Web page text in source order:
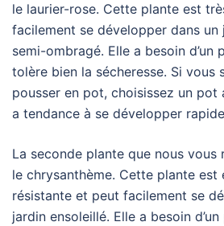
le laurier-rose. Cette plante est
facilement se développer dans un
semi-ombragé. Elle a besoin d’un
tolère bien la sécheresse. Si vous
pousser en pot, choisissez un pot
a tendance à se développer
La seconde plante que nous vous
le chrysanthème. Cette plante est
résistante et peut facilement se
jardin ensoleillé. Elle a besoin d’un